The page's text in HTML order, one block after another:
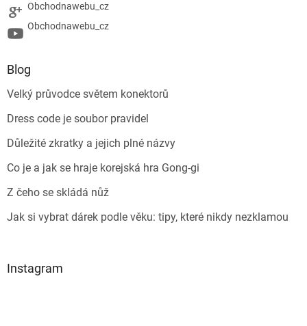
Obchodnawebu_cz
Obchodnawebu_cz
Blog
Velký průvodce světem konektorů
Dress code je soubor pravidel
Důležité zkratky a jejich plné názvy
Co je a jak se hraje korejská hra Gong-gi
Z čeho se skládá nůž
Jak si vybrat dárek podle věku: tipy, které nikdy nezklamou
Instagram